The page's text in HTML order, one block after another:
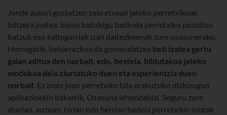
Jende askori gustatzen zaio etxean jateko perretxikoak
biltzera joatea, baina badakigu badirela perretxiko pozoitsu
batzuk oso kaltegarriak izan daitezkeenak zure osasunerako.
Horregatik, beharrezkoa da gomendatzea beti izatea gertu
gaian aditua den norbait, edo, bestela, bildutakoa jateko
modukoa dela ziurtatuko duen eta esperientzia duen
norbait. Ez inoiz joan perretxiko bila erakutsiko dizkizugun
aplikazioekin bakarrik. Osasuna lehendabizi. Seguru zure
atarian, auzoan, hirian edo herrian badela perretxiko-motak